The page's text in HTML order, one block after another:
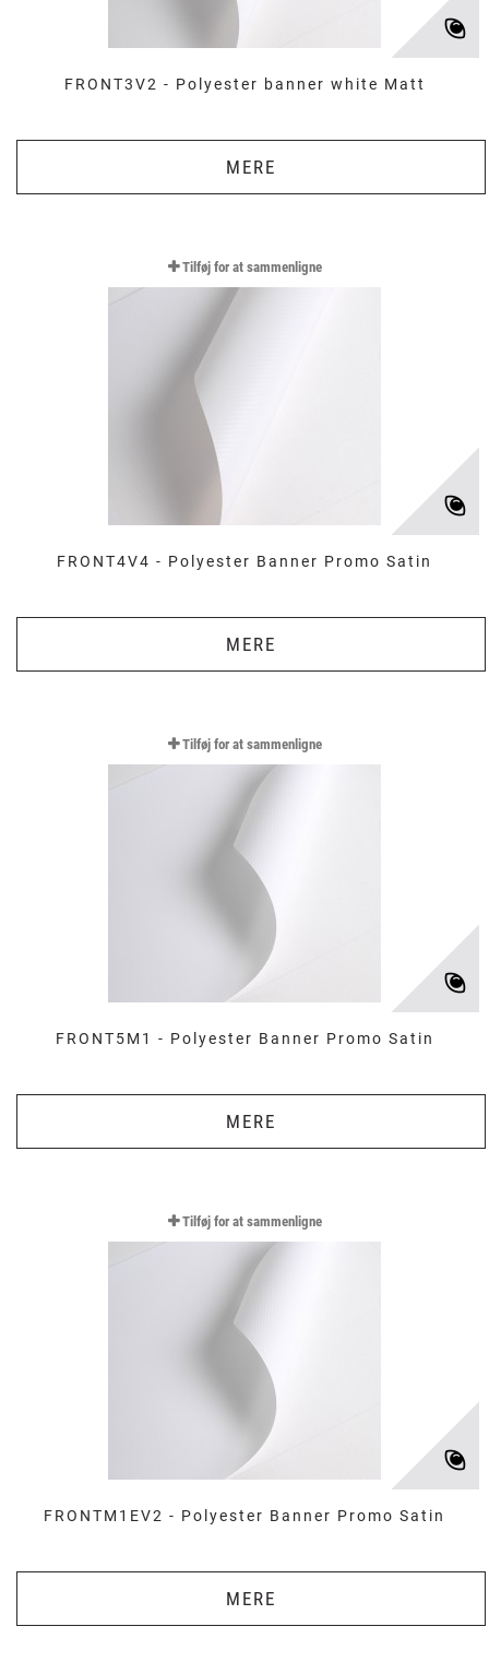
FRONT3V2 - Polyester banner white Matt
MERE
FRONT4V4 - Polyester Banner Promo Satin
MERE
Tilføj for at sammenligne
FRONT5M1 - Polyester Banner Promo Satin
MERE
Tilføj for at sammenligne
FRONTM1EV2 - Polyester Banner Promo Satin
MERE
Tilføj for at sammenligne